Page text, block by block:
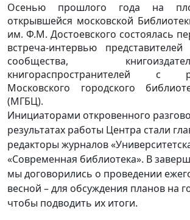
Осенью прошлого года на
открывшейся московской
им. Ф.М. Достоевского состоялась
встреча-интервью представителей
сообщества,
книгораспространителей с
Московского городского
(МГБЦ).
Инициаторами откровенного
результатах работы Центра стали
редакторы журналов
«Современная библиотека». В
мы договорились о проведении
весной – для обсуждения планов на
чтобы подводить их итоги.